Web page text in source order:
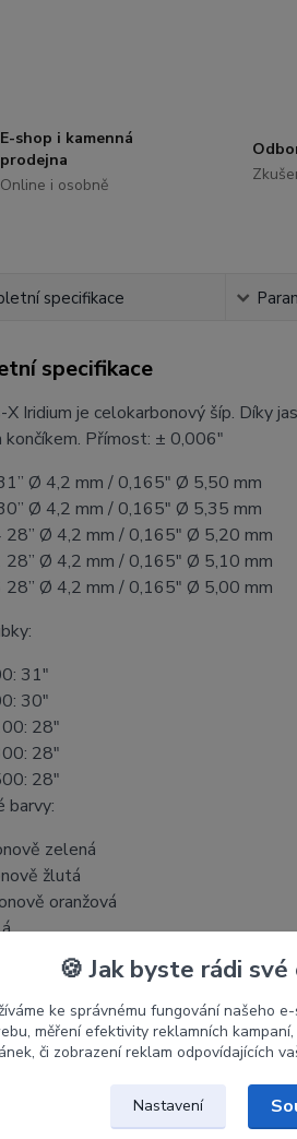
E-shop i kamenná
prodejna
Online i osobně
specifikace
specifikace
X Iridium je celokarbonový šíp. Díky
končíkem. Přímost: ± 0,006"
Ø 4,2 mm / 0,165" Ø 5,50 mm
Ø 4,2 mm / 0,165" Ø 5,35 mm
28” Ø 4,2 mm / 0,165" Ø 5,20 mm
28” Ø 4,2 mm / 0,165" Ø 5,10 mm
28” Ø 4,2 mm / 0,165" Ø 5,00 mm
31"
30"
28"
28"
28"
barvy:
zelená
žlutá
oranžová
🍪 Jak byste rádi své
ke správnému fungování našeho
měření efektivity reklamních
či zobrazení reklam odpovídajících
Nastavení